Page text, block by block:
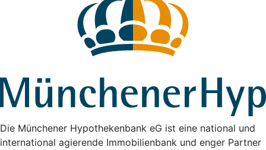
Die Münchener Hypothekenbank eG ist eine national und
international agierende Immobilienbank und enger Partner